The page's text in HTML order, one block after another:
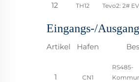
12 TH12 Tevo2: 2#
Eingangs-/
Artikel Hafen
1 CN1
RS485-